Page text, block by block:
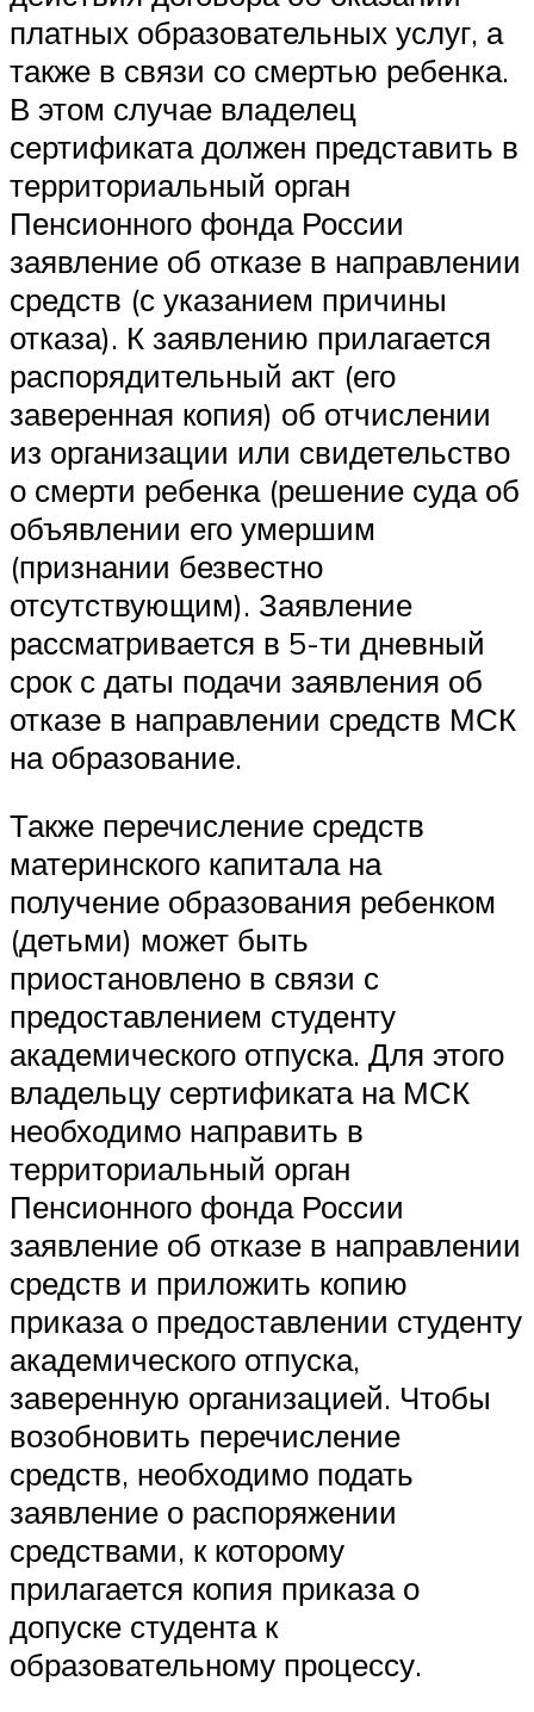
платных образовательных услуг, а
также в связи со смертью ребенка.
В этом случае владелец
сертификата должен представить в
территориальный орган
Пенсионного фонда России
заявление об отказе в направлении
средств (с указанием причины
отказа). К заявлению прилагается
распорядительный акт (его
заверенная копия) об отчислении
из организации или свидетельство
о смерти ребенка (решение суда об
объявлении его умершим
(признании безвестно
отсутствующим). Заявление
рассматривается в 5-ти дневный
срок с даты подачи заявления об
отказе в направлении средств МСК
на образование.
Также перечисление средств
материнского капитала на
получение образования ребенком
(детьми) может быть
приостановлено в связи с
предоставлением студенту
академического отпуска. Для этого
владельцу сертификата на МСК
необходимо направить в
территориальный орган
Пенсионного фонда России
заявление об отказе в направлении
средств и приложить копию
приказа о предоставлении студенту
академического отпуска,
заверенную организацией. Чтобы
возобновить перечисление
средств, необходимо подать
заявление о распоряжении
средствами, к которому
прилагается копия приказа о
допуске студента к
образовательному процессу.